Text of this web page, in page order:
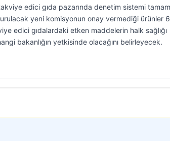
takviye edici gıda pazarında denetim sistemi
yeni komisyonun onay vermediği ürünler
edici gıdalardaki etken maddelerin halk sağlığı
bakanlığın yetkisinde olacağını belirleyecek.